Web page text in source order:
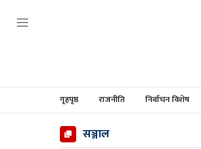
गृहपृष्ठ राजनीति निर्वाचन विशेष
सञ्जाल